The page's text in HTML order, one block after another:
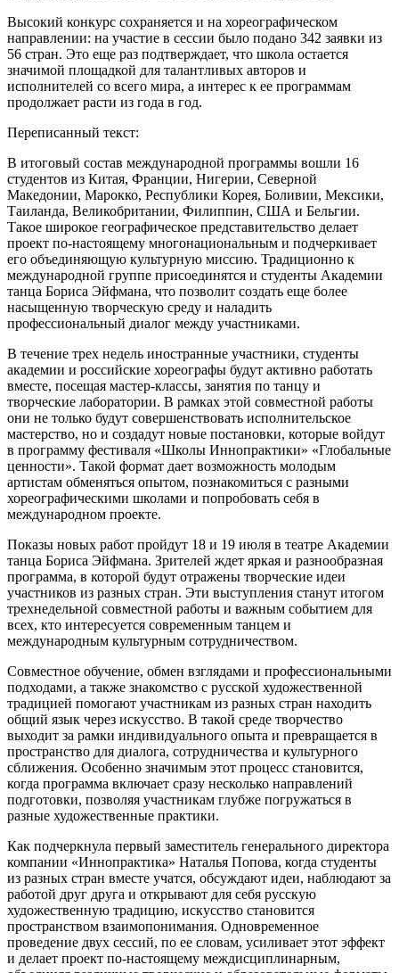
Высокий конкурс сохраняется и на хореографическом
направлении: на участие в сессии было подано 342 заявки из
56 стран. Это еще раз подтверждает, что школа остается
значимой площадкой для талантливых авторов и
исполнителей со всего мира, а интерес к ее программам
продолжает расти из года в год.
Переписанный текст:
В итоговый состав международной программы вошли 16
студентов из Китая, Франции, Нигерии, Северной
Македонии, Марокко, Республики Корея, Боливии, Мексики,
Таиланда, Великобритании, Филиппин, США и Бельгии.
Такое широкое географическое представительство делает
проект по-настоящему многонациональным и подчеркивает
его объединяющую культурную миссию. Традиционно к
международной группе присоединятся и студенты Академии
танца Бориса Эйфмана, что позволит создать еще более
насыщенную творческую среду и наладить
профессиональный диалог между участниками.
В течение трех недель иностранные участники, студенты
академии и российские хореографы будут активно работать
вместе, посещая мастер-классы, занятия по танцу и
творческие лаборатории. В рамках этой совместной работы
они не только будут совершенствовать исполнительское
мастерство, но и создадут новые постановки, которые войдут
в программу фестиваля «Школы Иннопрактики» «Глобальные
ценности». Такой формат дает возможность молодым
артистам обменяться опытом, познакомиться с разными
хореографическими школами и попробовать себя в
международном проекте.
Показы новых работ пройдут 18 и 19 июля в театре Академии
танца Бориса Эйфмана. Зрителей ждет яркая и разнообразная
программа, в которой будут отражены творческие идеи
участников из разных стран. Эти выступления станут итогом
трехнедельной совместной работы и важным событием для
всех, кто интересуется современным танцем и
международным культурным сотрудничеством.
Совместное обучение, обмен взглядами и профессиональными
подходами, а также знакомство с русской художественной
традицией помогают участникам из разных стран находить
общий язык через искусство. В такой среде творчество
выходит за рамки индивидуального опыта и превращается в
пространство для диалога, сотрудничества и культурного
сближения. Особенно значимым этот процесс становится,
когда программа включает сразу несколько направлений
подготовки, позволяя участникам глубже погружаться в
разные художественные практики.
Как подчеркнула первый заместитель генерального директора
компании «Иннопрактика» Наталья Попова, когда студенты
из разных стран вместе учатся, обсуждают идеи, наблюдают за
работой друг друга и открывают для себя русскую
художественную традицию, искусство становится
пространством взаимопонимания. Одновременное
проведение двух сессий, по ее словам, усиливает этот эффект
и делает проект по-настоящему междисциплинарным,